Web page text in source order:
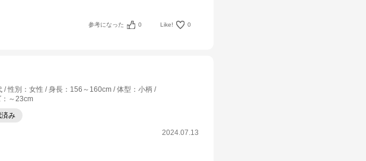
参考になった 0 Like! 0
性別 ： 女性 身長 ： 156～160cm 体型 ： 小柄
： ～23cm
み
2024.07.13